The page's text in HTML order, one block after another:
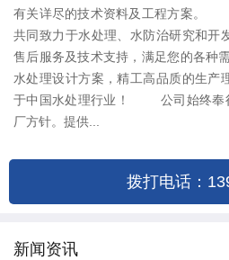
有关详尽的技术资料及工程方案。
共同致力于水处理、水防治研究和开
售后服务及技术支持，满足您的各
水处理设计方案，精工高品质的生产
于中国水处理行业！ 公司始终奉行
厂方针。提供...
拨打电话：
新闻资讯